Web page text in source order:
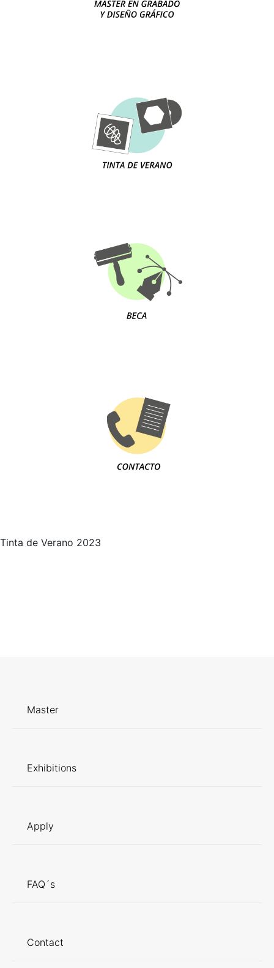
Tinta de Verano 2023
Master
Exhibitions
Apply
FAQ´s
Contact